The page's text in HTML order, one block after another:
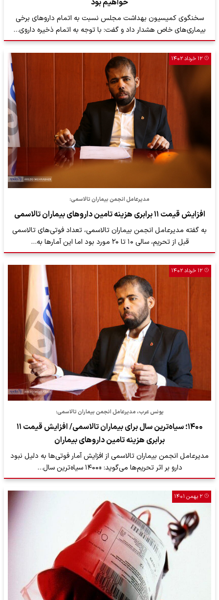
خواهیم بود
سخنگوی کمیسیون بهداشت مجلس نسبت به اتمام داروهای برخی
بیماری‌های خاص هشدار داد و گفت: با توجه به اتمام ذخیره داروی…
۱۲ خرداد ۱۴۰۲
مدیرعامل انجمن بیماران تالاسمی:
افزایش قیمت ۱۱ برابری هزینه‌ تامین داروهای بیماران تالاسمی
به گفته مدیرعامل انجمن بیماران تالاسمی، تعداد فوتی‌های تالاسمی
قبل از تحریم، سالی ۱۰ تا ۲۰ مورد بود اما این آمارها به…
۱۲ خرداد ۱۴۰۲
یونس عرب، مدیرعامل انجمن بیماران تالاسمی:
۱۴۰۰؛ سیاه‌ترین سال برای بیماران تالاسمی/ افزایش قیمت ۱۱
برابری هزینه‌ تامین داروهای بیماران
مدیرعامل انجمن بیماران تالاسمی از افزایش آمار فوتی‌ها به دلیل نبود
دارو بر اثر تحریم‌ها می‌گوید: «۱۴۰۰ سیاه‌ترین سال…
۲ بهمن ۱۴۰۱